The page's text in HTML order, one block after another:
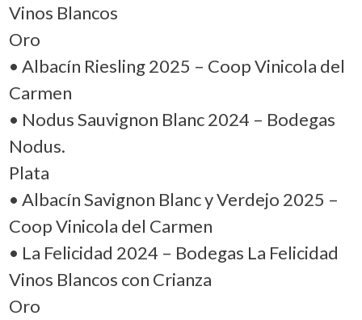
Vinos Blancos
Oro
• Albacín Riesling 2025 – Coop Vinicola del
Carmen
• Nodus Sauvignon Blanc 2024 – Bodegas
Nodus.
Plata
• Albacín Savignon Blanc y Verdejo 2025 –
Coop Vinicola del Carmen
• La Felicidad 2024 – Bodegas La Felicidad
Vinos Blancos con Crianza
Oro